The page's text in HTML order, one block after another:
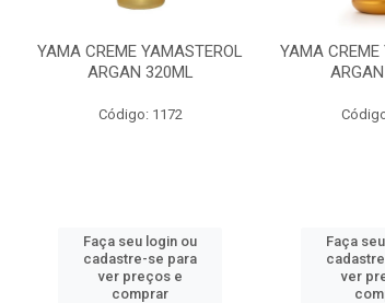
YAMA CREME YAMASTEROL
ARGAN 320ML
Código: 1172
Faça seu login ou
cadastre-se para
ver preços e
comprar
YAMA CREME
Faça
ver